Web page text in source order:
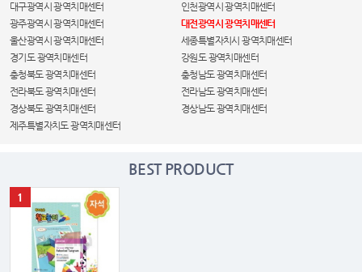
대구광역시 광역치매센터
인천광역시 광역치매센터
광주광역시 광역치매센터
대전광역시 광역치매센터
울산광역시 광역치매센터
세종특별자치시 광역치매센터
경기도 광역치매센터
강원도 광역치매센터
충청북도 광역치매센터
충청남도 광역치매센터
전라북도 광역치매센터
전라남도 광역치매센터
경상북도 광역치매센터
경상남도 광역치매센터
제주특별자치도 광역치매센터
BEST PRODUCT
1